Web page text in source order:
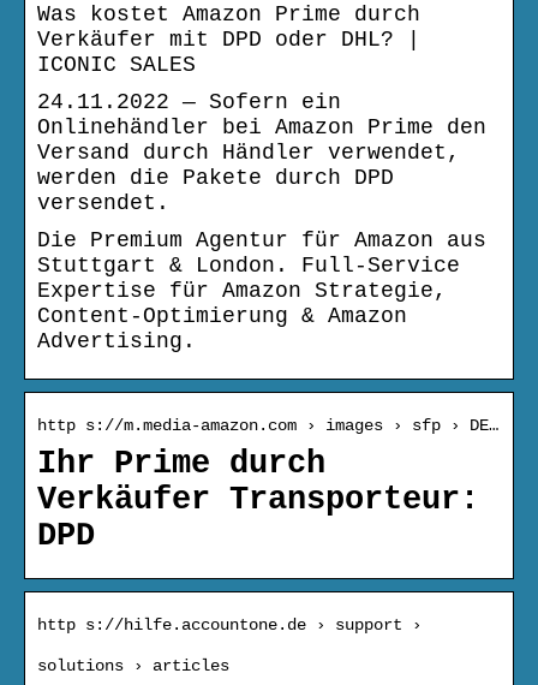
Was kostet Amazon Prime durch
Verkäufer mit DPD oder DHL? |
ICONIC SALES
24.11.2022 — Sofern ein
Onlinehändler bei Amazon Prime den
Versand durch Händler verwendet,
werden die Pakete durch DPD
versendet.
Die Premium Agentur für Amazon aus
Stuttgart & London. Full-Service
Expertise für Amazon Strategie,
Content-Optimierung & Amazon
Advertising.
http s://m.media-amazon.com › images › sfp › DE…
Ihr Prime durch
Verkäufer Transporteur:
DPD
http s://hilfe.accountone.de › support ›
solutions › articles